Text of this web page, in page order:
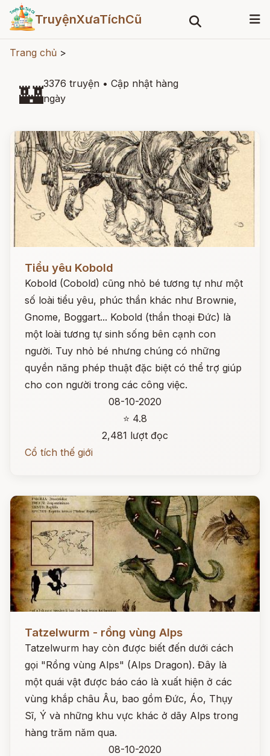
TruyệnXưaTíchCũ
Trang chủ >
🏰3376 truyện • Cập nhật hàng
ngày
Đọc ngay
Tiểu yêu Kobold
Kobold (Cobold) cũng nhỏ bé tương tự như một
số loài tiểu yêu, phúc thần khác như Brownie,
Gnome, Boggart... Kobold (thần thoại Đức) là
một loài tương tự sinh sống bên cạnh con
người. Tuy nhỏ bé nhưng chúng có những
quyền năng phép thuật đặc biệt có thể trợ giúp
cho con người trong các công việc.
08-10-2020
⭐ 4.8
2,481 lượt đọc
Cổ tích thế giới
Tatzelwurm - rồng vùng Alps
Tatzelwurm hay còn được biết đến dưới cách
gọi "Rồng vùng Alps" (Alps Dragon). Đây là
một quái vật được báo cáo là xuất hiện ở các
vùng khắp châu Âu, bao gồm Đức, Áo, Thụy
Sĩ, Ý và những khu vực khác ở dãy Alps trong
hàng trăm năm qua.
08-10-2020